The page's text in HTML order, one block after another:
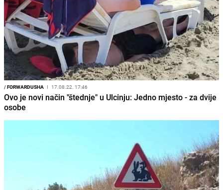
/FORWARDUSHA I 17.08.22. 17:46
Ovo je novi način "štednje" u Ulcinju: Jedno mjesto - za dvije
osobe